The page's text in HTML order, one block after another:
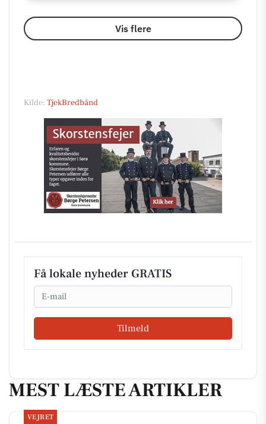
Kilde: TjekBredbånd
Få lokale nyheder GRATIS
Email
Tilmeld
MEST LÆSTE ARTIKLER
VEJRET